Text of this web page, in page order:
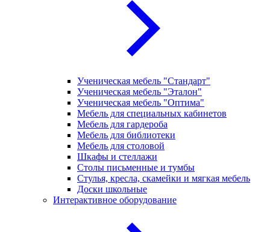
Ученическая мебель "Стандарт"
Ученическая мебель "Эталон"
Ученическая мебель "Оптима"
Мебель для специальных кабинетов
Мебель для гардероба
Мебель для библиотеки
Мебель для столовой
Шкафы и стеллажи
Столы письменные и тумбы
Стулья, кресла, скамейки и мягкая мебель
Доски школьные
Интерактивное оборудование